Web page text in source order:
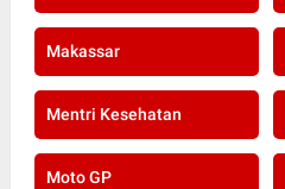
Makassar
Mentri Kesehatan
Moto GP